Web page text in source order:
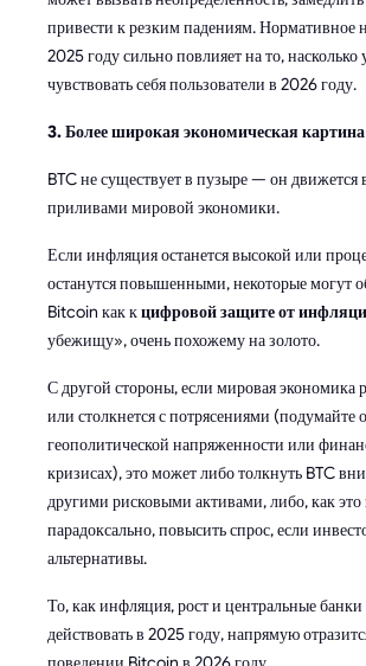
привести к резким падениям. Нормативное
2025 году сильно повлияет на то, насколько
чувствовать себя пользователи в 2026 году.
3. Более широкая экономическая картина
BTC не существует в пузыре — он движется
приливами мировой экономики.
Если инфляция останется высокой или
останутся повышенными, некоторые могут
Bitcoin как кцифровой защите от
убежищу», очень похожему на золото.
С другой стороны, если мировая экономика
или столкнется с потрясениями (подумайте
геополитической напряженности или
кризисах), это может либо толкнуть BTC
другими рисковыми активами, либо, как это
парадоксально, повысить спрос, если
альтернативы.
То, как инфляция, рост и центральные банки
действовать в 2025 году, напрямую